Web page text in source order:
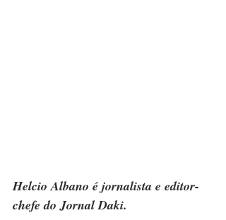
Helcio Albano é jornalista e editor-
chefe do Jornal Daki.